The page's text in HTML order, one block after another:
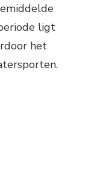
ligt
het